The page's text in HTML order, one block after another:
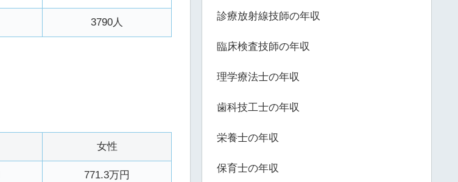
3790人
女性
771.3万円
診療放射線技師の年収
臨床検査技師の年収
理学療法士の年収
歯科技工士の年収
栄養士の年収
保育士の年収